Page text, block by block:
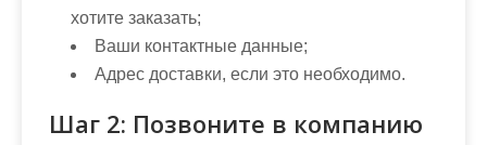
хотите заказать;
Ваши контактные данные;
Адрес доставки, если это необходимо.
Шаг 2: Позвоните в компанию